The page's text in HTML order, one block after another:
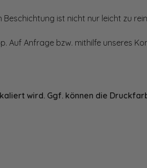
ist nicht nur leicht zu
Auf Anfrage bzw. mithilfe unseres
wird. Ggf. können die